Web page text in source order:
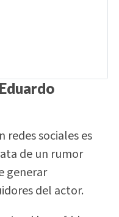
redes sociales es
de un rumor
generar
del actor.